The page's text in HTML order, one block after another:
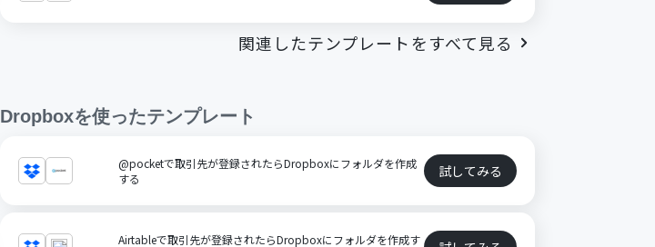
関連したテンプレートをすべて見る
Dropboxを使ったテンプレート
@pocketで取引先が登録されたらDropboxにフォルダを作成
する
試してみる
Airtableで取引先が登録されたらDropboxにフォルダを作成す